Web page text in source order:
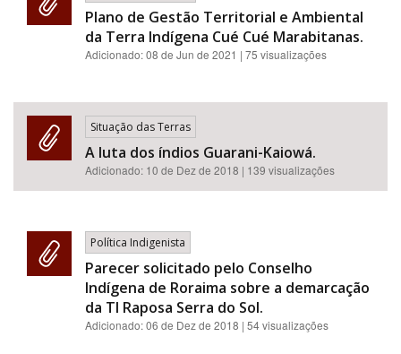
Plano de Gestão Territorial e Ambiental
da Terra Indígena Cué Cué Marabitanas.
Adicionado:08 de Jun de 2021 | 75 visualizações
Situação das Terras
A luta dos índios Guarani-Kaiowá.
Adicionado: 10 de Dez de 2018 | 139 visualizações
Política Indigenista
Parecer solicitado pelo Conselho
Indígena de Roraima sobre a demarcação
da TI Raposa Serra do Sol.
Adicionado:06 de Dez de 2018 | 54 visualizações